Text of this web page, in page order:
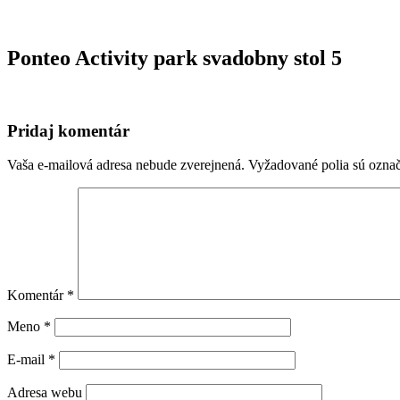
Ponteo Activity park svadobny stol 5
Pridaj komentár
Vaša e-mailová adresa nebude zverejnená. Vyžadované polia sú
Komentár *
Meno *
E-mail *
Adresa webu